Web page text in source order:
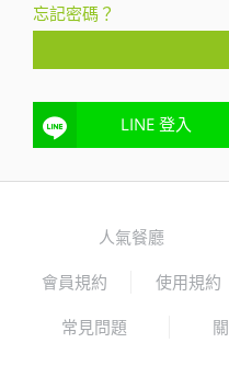
忘記密碼？
LINE 登入
人氣餐廳
會員規約 使用規約
常見問題